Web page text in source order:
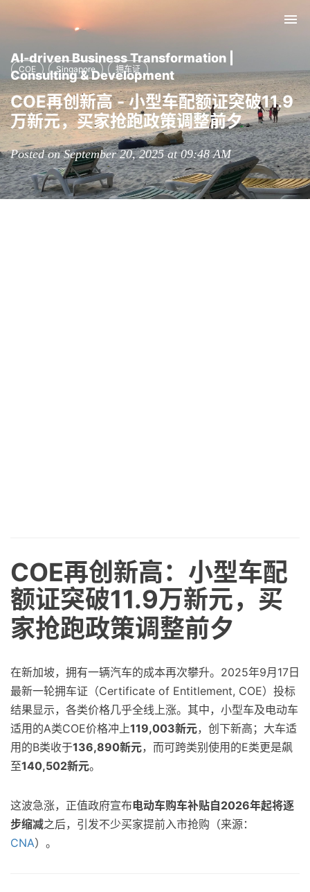
AI-driven Business Transformation |
Consulting & Development
COE Singapore 拥车证
COE再创新高 - 小型车配额证突破11.9
万新元，买家抢跑政策调整前夕
Posted on September 20, 2025 at 09:48 AM
COE再创新高：小型车配
额证突破11.9万新元，买
家抢跑政策调整前夕
在新加坡，拥有一辆汽车的成本再次攀升。2025年9月17日
最新一轮拥车证（Certificate of Entitlement, COE）投标
结果显示，各类价格几乎全线上涨。其中，小型车及电动车
适用的A类COE价格冲上119,003新元，创下新高；大车适
用的B类收于136,890新元，而可跨类别使用的E类更是飙
至140,502新元。
这波急涨，正值政府宣布电动车购车补贴自2026年起将逐
步缩减之后，引发不少买家提前入市抢购（来源：
CNA）。